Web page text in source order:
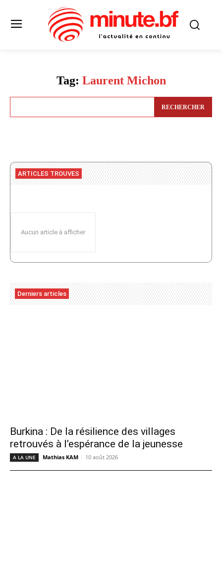
Tag: Laurent Michon
RECHERCHER
ARTICLES TROUVES
Aucun article à afficher
Derniers articles
Burkina : De la résilience des villages
retrouvés à l’espérance de la jeunesse
A LA UNE Mathias KAM - 10 août 2026